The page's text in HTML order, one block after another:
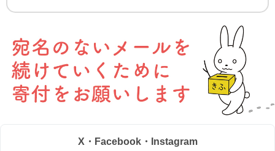
X・Facebook・Instagram